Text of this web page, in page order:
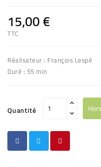
15,00 €
TTC
Réalisateur : François Lespé
Duré : 55 min
Quantité